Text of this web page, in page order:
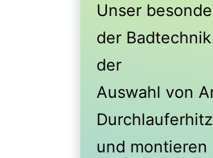
Unser
der
der
Auswahl von
und montieren